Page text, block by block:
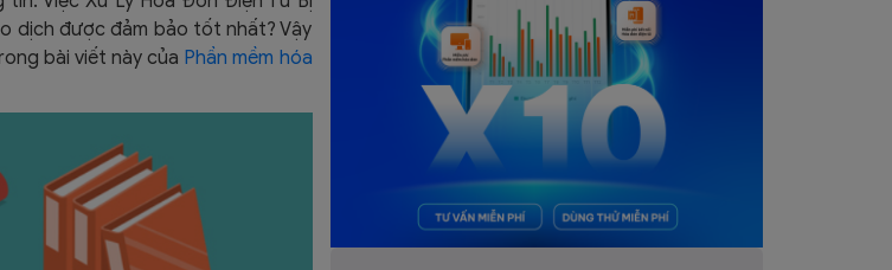
dịch được đảm bảo tốt nhất? Vậy
bài viết này của Phần mềm hóa